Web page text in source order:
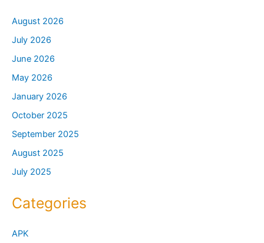
August 2026
July 2026
June 2026
May 2026
January 2026
October 2025
September 2025
August 2025
July 2025
Categories
APK